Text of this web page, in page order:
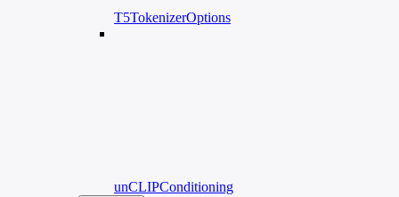
T5TokenizerOptions
unCLIPConditioning